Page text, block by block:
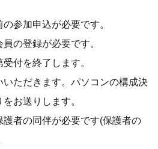
参加申込が必要です。
の登録が必要です。
付を終了します。
ただきます。パソコンの構成決
お送りします。
者の同伴が必要です(保護者の